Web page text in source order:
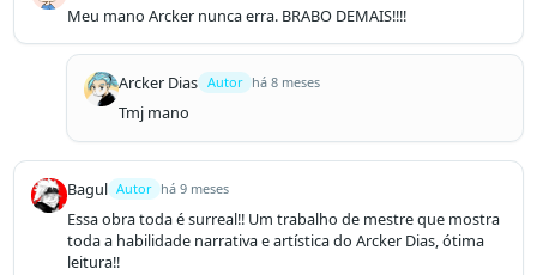
Meu mano Arcker nunca erra. BRABO DEMAIS!!!!
Arcker Dias Autor há 8 meses
Tmj mano
Bagul Autor há 9 meses
Essa obra toda é surreal!! Um trabalho de mestre que mostra
toda a habilidade narrativa e artística do Arcker Dias, ótima
leitura!!